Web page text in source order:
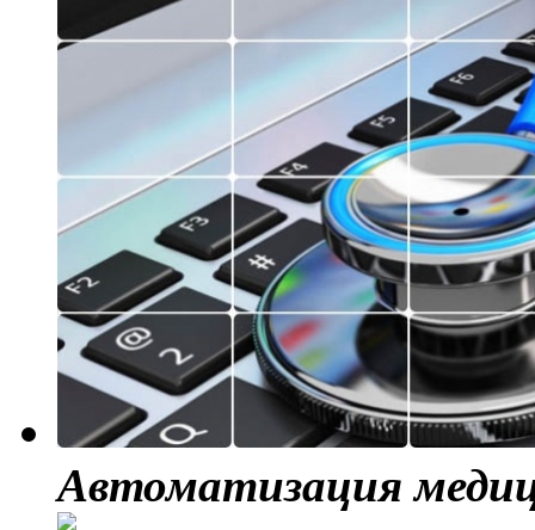
Автоматизация